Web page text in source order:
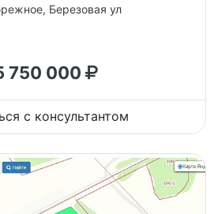
Березовая ул
750 000
с консультантом